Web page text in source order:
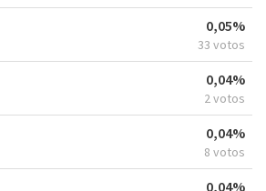
0,05%
33 votos
0,04%
2 votos
0,04%
8 votos
0,04%